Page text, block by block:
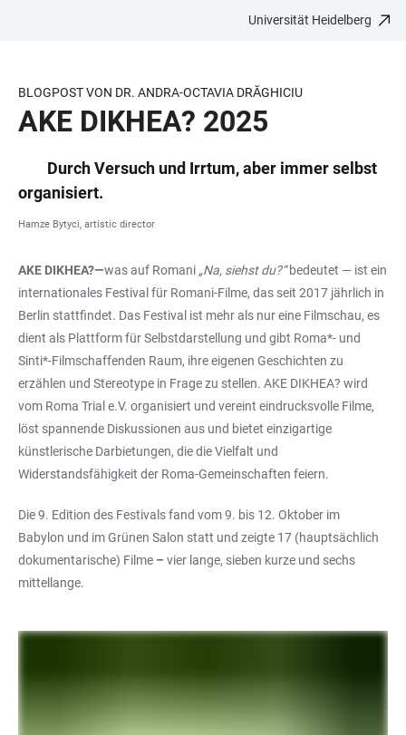
BARRIEREFREIHEIT
Universität Heidelberg
BLOGPOST VON DR. ANDRA-OCTAVIA DRĂGHICIU
AKE DIKHEA? 2025
Durch Versuch und Irrtum, aber immer selbst
organisiert.
Hamze Bytyci, artistic director
AKE DIKHEA?—was auf Romani „Na, siehst du?“bedeutet — ist ein
internationales Festival für Romani-Filme, das seit 2017 jährlich in
Berlin stattfindet. Das Festival ist mehr als nur eine Filmschau, es
dient als Plattform für Selbstdarstellung und gibt Roma*- und
Sinti*-Filmschaffenden Raum, ihre eigenen Geschichten zu
erzählen und Stereotype in Frage zu stellen. AKE DIKHEA? wird
vom Roma Trial e.V. organisiert und vereint eindrucksvolle Filme,
löst spannende Diskussionen aus und bietet einzigartige
künstlerische Darbietungen, die die Vielfalt und
Widerstandsfähigkeit der Roma-Gemeinschaften feiern.
Die 9. Edition des Festivals fand vom 9. bis 12. Oktober im
Babylon und im Grünen Salon statt und zeigte 17 (hauptsächlich
dokumentarische) Filme – vier lange, sieben kurze und sechs
mittellange.